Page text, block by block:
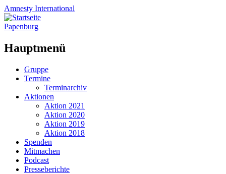
Amnesty International
Papenburg
Hauptmenü
Zum
Inhalt
Gruppe
Termine
Terminarchiv
Aktionen
Aktion 2021
Aktion 2020
Aktion 2019
Aktion 2018
Spenden
Mitmachen
Podcast
Presseberichte